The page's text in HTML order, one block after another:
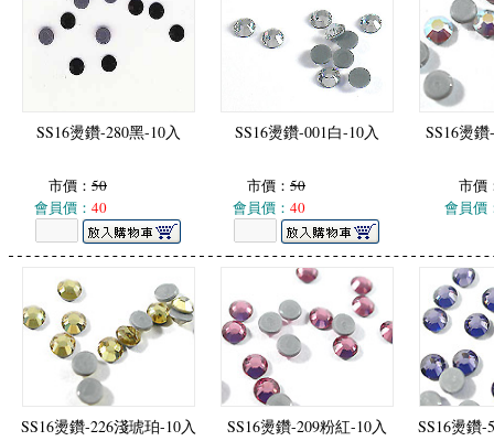
SS16燙鑽-280黑-10入
市價： 50
會員價： 40
SS16燙鑽-001白-10入
市價： 50
會員價： 40
SS16燙
市價
會員價
SS16燙鑽-226淺琥珀-10入 SS16燙鑽-209粉紅-10入 SS16燙鑽-